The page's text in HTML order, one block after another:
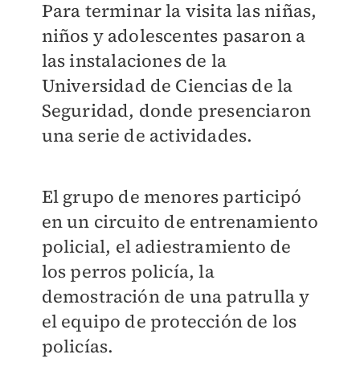
Para terminar la visita las niñas,
niños y adolescentes pasaron a
las instalaciones de la
Universidad de Ciencias de la
Seguridad, donde presenciaron
una serie de actividades.
El grupo de menores participó
en un circuito de entrenamiento
policial, el adiestramiento de
los perros policía, la
demostración de una patrulla y
el equipo de protección de los
policías.